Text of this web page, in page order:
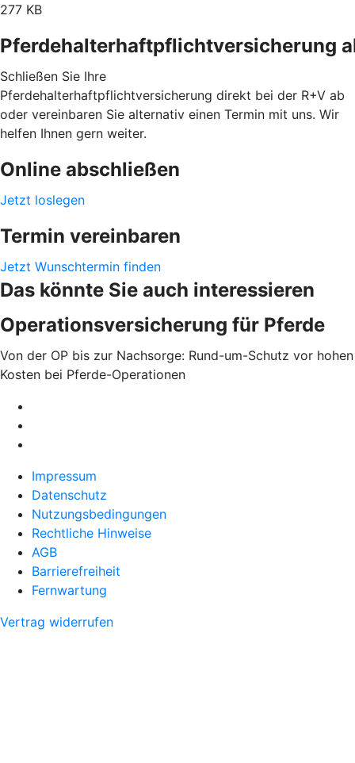
277 KB
Pferdehalterhaftpflichtversicherung
Schließen Sie Ihre
Pferdehalterhaftpflichtversicherung direkt bei der R+V ab
oder vereinbaren Sie alternativ einen Termin mit uns. Wir
helfen Ihnen gern weiter.
Online abschließen
Jetzt loslegen
Termin vereinbaren
Jetzt Wunschtermin finden
Das könnte Sie auch interessieren
Operationsversicherung für Pferde
Von der OP bis zur Nachsorge: Rund-um-Schutz vor hohen
Kosten bei Pferde-Operationen
Impressum
Datenschutz
Nutzungsbedingungen
Rechtliche Hinweise
AGB
Barrierefreiheit
Fernwartung
Vertrag widerrufen